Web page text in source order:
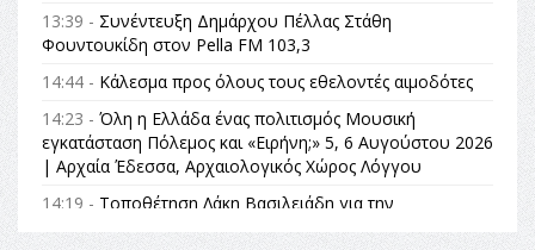
13:39 - Συνέντευξη Δημάρχου Πέλλας Στάθη
Φουντουκίδη στον Pella FM 103,3
14:44 - Κάλεσμα προς όλους τους εθελοντές αιμοδότες
14:23 - Όλη η Ελλάδα ένας πολιτισμός Μουσική
εγκατάσταση Πόλεμος και «Ειρήνη;» 5, 6 Αυγούστου 2026
| Αρχαία Έδεσσα, Αρχαιολογικός Χώρος Λόγγου
14:19 - Τοποθέτηση Λάκη Βασιλειάδη για την
Αναθεώρηση του Συντάγματος: «Σε τέτοιες κορυφαίες